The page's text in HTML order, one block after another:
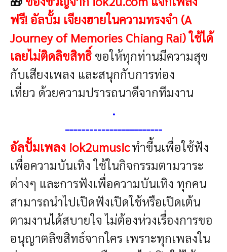
ฟรี!อัลบั้ม เจียงฮายในความทรงจำ (A
Journey of Memories Chiang Rai)ใช้ได้
เลยไม่ติดลิขสิทธิ์ ขอให้ทุกท่านมีความสุข
กับเสียงเพลง และสนุกกับการท่อง
เที่ยว ด้วยความปรารถนาดีจากทีมงาน
.
------------------------
อัลปั้มเพลง iok2umusicทำขึ้นเพื่อใช้ฟัง
เพื่อความบันเทิง ใช้ในกิจกรรมตามวาระ
ต่างๆ และการฟังเพื่อความบันเทิง ทุกคน
สามารถนำไปเปิดฟังเปิดใช้หรือเปิดเต้น
ตามงานได้สบายใจ ไม่ต้องห่วงเรื่องการขอ
อนุญาตลิขสิทธ์จากใคร เพราะทุกเพลงใน